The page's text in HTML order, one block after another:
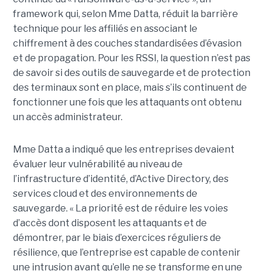
framework qui, selon Mme Datta, réduit la barrière
technique pour les affiliés en associant le
chiffrement à des couches standardisées d’évasion
et de propagation. Pour les RSSI, la question n’est pas
de savoir si des outils de sauvegarde et de protection
des terminaux sont en place, mais s’ils continuent de
fonctionner une fois que les attaquants ont obtenu
un accès administrateur.
Mme Datta a indiqué que les entreprises devaient
évaluer leur vulnérabilité au niveau de
l’infrastructure d’identité, d’Active Directory, des
services cloud et des environnements de
sauvegarde. « La priorité est de réduire les voies
d’accès dont disposent les attaquants et de
démontrer, par le biais d’exercices réguliers de
résilience, que l’entreprise est capable de contenir
une intrusion avant qu’elle ne se transforme en une